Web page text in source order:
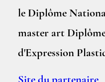
le Diplôme
master art
d'Expression